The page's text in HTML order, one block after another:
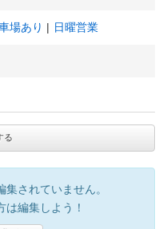
場あり 日曜営業
る
されていません。
は編集しよう！